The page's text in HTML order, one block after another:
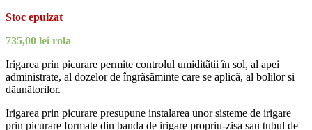
Stoc epuizat
735,00 lei rola
Irigarea prin picurare permite controlul umiditãtii în sol, al apei
administrate, al dozelor de îngrãsãminte care se aplicã, al bolilor si
dãunãtorilor.
Irigarea prin picurare presupune instalarea unor sisteme de irigare
prin picurare formate din banda de irigare propriu-zisa sau tubul de